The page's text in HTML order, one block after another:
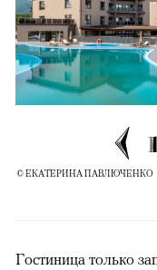
1
© ЕКАТЕРИНА ПАВЛЮЧЕНКО
Гостиница только